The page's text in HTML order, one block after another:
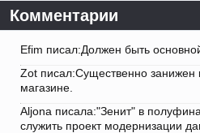
Комментарии
Efim писал:Должен быть
Zot писал:Существенно занижен
магазине.
Aljona писала:"Зенит" в
служить проект модернизации